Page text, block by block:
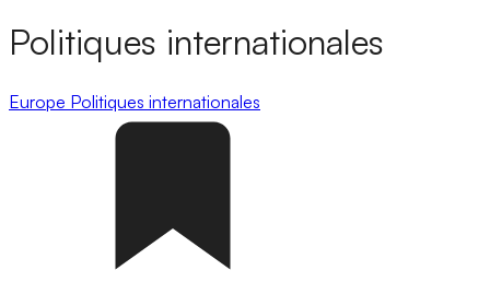
Politiques internationales
Europe Politiques internationales